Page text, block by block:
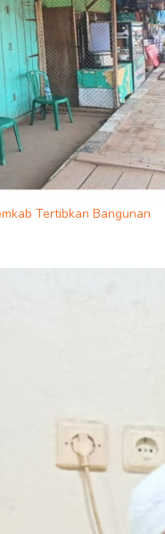
Tertibkan Bangunan